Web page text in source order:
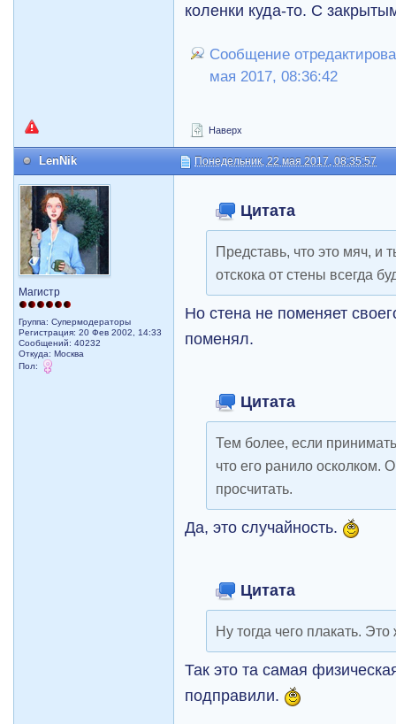
коленки куда-то. С
Сообщение
мая 2017, 08:36:42
Наверх
LenNik Понедельник, 22 мая 2017, 08:35:57
Магистр
Группа: Супермодераторы
Регистрация: 20 Фев 2002, 14:33
Сообщений: 40232
Откуда: Москва
Пол:
Цитата
Представь, что это мяч, и
отскока от стены всегда
Но стена не поменяет
поменял.
Цитата
Тем более, если
что его ранило осколком.
просчитать.
Да, это случайность.
Цитата
Ну тогда чего плакать.
Так это та самая
подправили.